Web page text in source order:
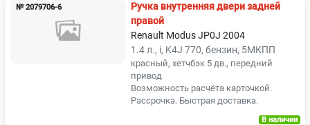
№ 2079706-6
Ручка внутренняя двери задней
правой
Renault Modus JP0J 2004
1.4 л., i, K4J 770, бензин, 5МКПП
красный, хетчбэк 5 дв., передний
привод
Возможность расчёта карточкой.
Рассрочка. Быстрая доставка.
В наличии